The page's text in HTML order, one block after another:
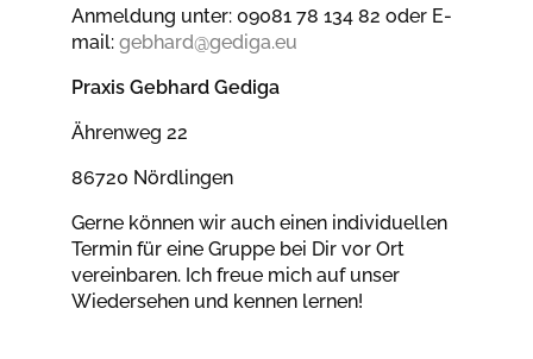
Anmeldung unter: 09081 78 134 82 oder E-
mail: gebhard@gediga.eu
Praxis Gebhard Gediga
Ährenweg 22
86720 Nördlingen
Gerne können wir auch einen individuellen
Termin für eine Gruppe bei Dir vor Ort
vereinbaren. Ich freue mich auf unser
Wiedersehen und kennen lernen!